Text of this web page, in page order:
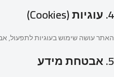
4. עוגיות (Cookies)
האתר עושה שימוש בעוגיות לתפעול,
5. אבטחת מידע